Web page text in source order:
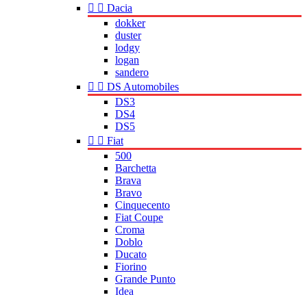
  Dacia
dokker
duster
lodgy
logan
sandero
  DS Automobiles
DS3
DS4
DS5
  Fiat
500
Barchetta
Brava
Bravo
Cinquecento
Fiat Coupe
Croma
Doblo
Ducato
Fiorino
Grande Punto
Idea